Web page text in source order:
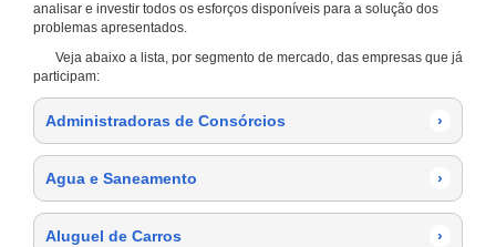
analisar e investir todos os esforços disponíveis para a solução dos
problemas apresentados.
Veja abaixo a lista, por segmento de mercado, das empresas que já
participam:
Administradoras de Consórcios ›
Agua e Saneamento ›
Aluguel de Carros ›